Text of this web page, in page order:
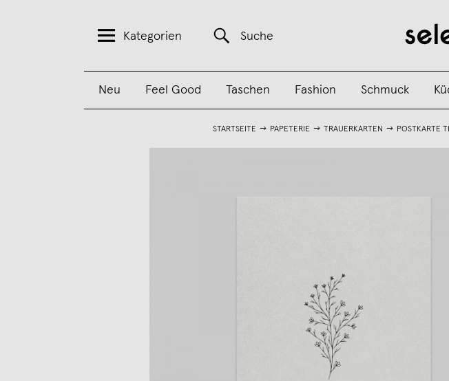
Kategorien Suche
Neu Feel Good Taschen Fashion Schmuck
STARTSEITE PAPETERIE TRAUERKARTEN POSTKARTE